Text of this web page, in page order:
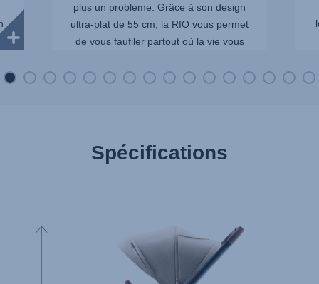
plus un problème. Grâce à son design
ultra-plat de 55 cm, la RIO vous permet
de vous faufiler partout où la vie vous
Spécifications